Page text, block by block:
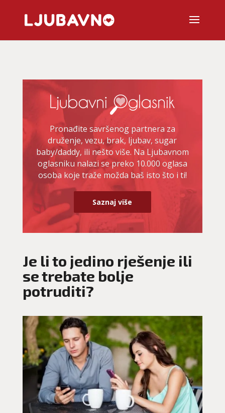
Pronađite savršenog partnera za
druženje, vezu, brak, ljubav, sugar
baby/daddy, ili nešto više. Na Ljubavnom
oglasniku nalazi se preko 10.000 oglasa
osoba koje traže možda baš isto što i ti!
Saznaj više
Je li to jedino rješenje ili
se trebate bolje
potruditi?